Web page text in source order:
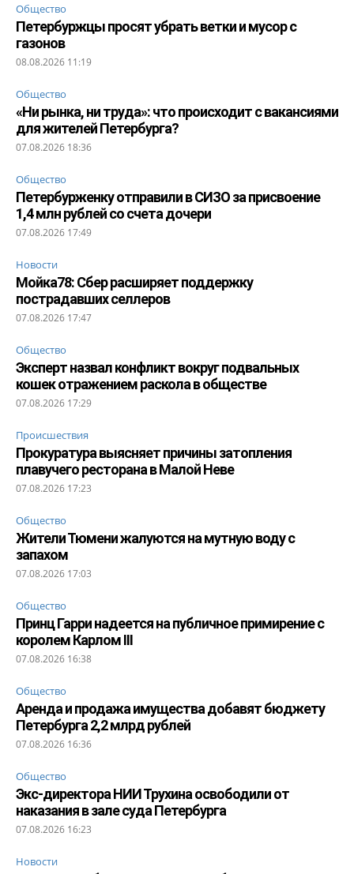
Общество
Петербуржцы просят убрать ветки и мусор с
газонов
08.08.2026 11:19
Общество
«Ни рынка, ни труда»: что происходит с вакансиями
для жителей Петербурга?
07.08.2026 18:36
Общество
Петербурженку отправили в СИЗО за присвоение
1,4 млн рублей со счета дочери
07.08.2026 17:49
Новости
Мойка78: Сбер расширяет поддержку
пострадавших селлеров
07.08.2026 17:47
Общество
Эксперт назвал конфликт вокруг подвальных
кошек отражением раскола в обществе
07.08.2026 17:29
Происшествия
Прокуратура выясняет причины затопления
плавучего ресторана в Малой Неве
07.08.2026 17:23
Общество
Жители Тюмени жалуются на мутную воду с
запахом
07.08.2026 17:03
Общество
Принц Гарри надеется на публичное примирение с
королем Карлом III
07.08.2026 16:38
Общество
Аренда и продажа имущества добавят бюджету
Петербурга 2,2 млрд рублей
07.08.2026 16:36
Общество
Экс-директора НИИ Трухина освободили от
наказания в зале суда Петербурга
07.08.2026 16:23
Новости